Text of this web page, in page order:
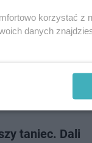
nie będą
koncerty, zabawy,
taniec. Dali
korzystać z
danych